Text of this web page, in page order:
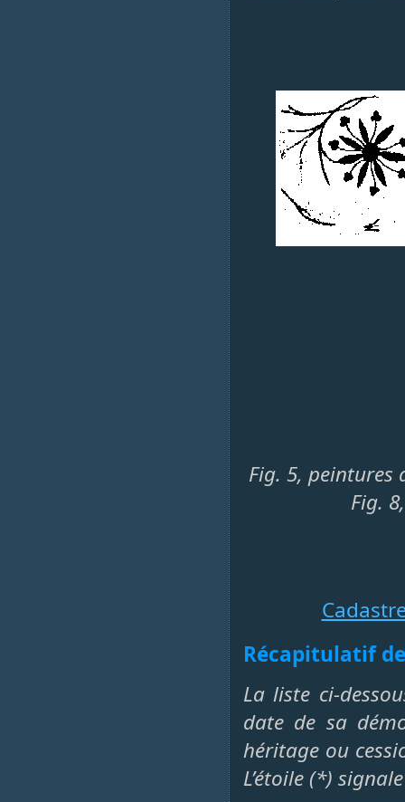
Fig. 5, peintures
Fig.
Récapitulatif
La liste ci-
date de sa
héritage ou
L’étoile (*)